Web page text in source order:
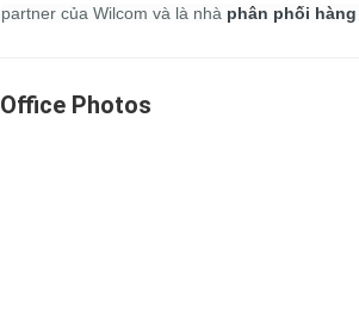
partner của Wilcom và là nhà phân phối hàng
Office Photos